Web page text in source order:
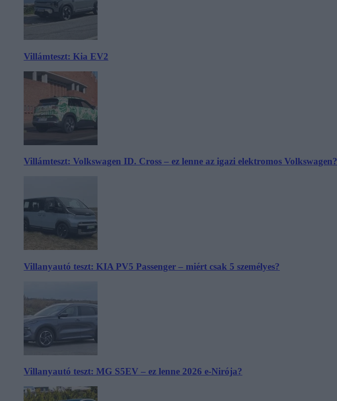
Villámteszt: Kia EV2
Villámteszt: Volkswagen ID. Cross – ez lenne az igazi elektromos Volkswagen?
Villanyautó teszt: KIA PV5 Passenger – miért csak 5 személyes?
Villanyautó teszt: MG S5EV – ez lenne 2026 e-Nirója?